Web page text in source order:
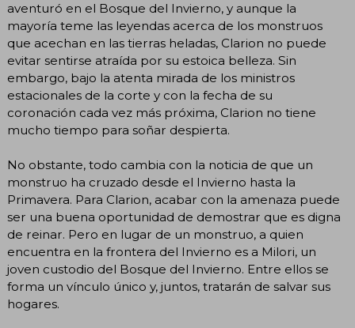
aventuró en el Bosque del Invierno, y aunque la
mayoría teme las leyendas acerca de los monstruos
que acechan en las tierras heladas, Clarion no puede
evitar sentirse atraída por su estoica belleza. Sin
embargo, bajo la atenta mirada de los ministros
estacionales de la corte y con la fecha de su
coronación cada vez más próxima, Clarion no tiene
mucho tiempo para soñar despierta.
No obstante, todo cambia con la noticia de que un
monstruo ha cruzado desde el Invierno hasta la
Primavera. Para Clarion, acabar con la amenaza puede
ser una buena oportunidad de demostrar que es digna
de reinar. Pero en lugar de un monstruo, a quien
encuentra en la frontera del Invierno es a Milori, un
joven custodio del Bosque del Invierno. Entre ellos se
forma un vínculo único y, juntos, tratarán de salvar sus
hogares.